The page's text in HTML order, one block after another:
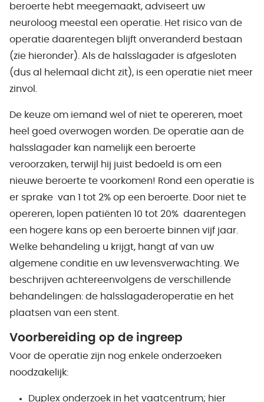
beroerte hebt meegemaakt, adviseert uw
neuroloog meestal een operatie. Het risico van de
operatie daarentegen blijft onveranderd bestaan
(zie hieronder). Als de halsslagader is afgesloten
(dus al helemaal dicht zit), is een operatie niet meer
zinvol.
De keuze om iemand wel of niet te opereren, moet
heel goed overwogen worden. De operatie aan de
halsslagader kan namelijk een beroerte
veroorzaken, terwijl hij juist bedoeld is om een
nieuwe beroerte te voorkomen! Rond een operatie is
er sprake van 1 tot 2% op een beroerte. Door niet te
opereren, lopen patiënten 10 tot 20% daarentegen
een hogere kans op een beroerte binnen vijf jaar.
Welke behandeling u krijgt, hangt af van uw
algemene conditie en uw levensverwachting. We
beschrijven achtereenvolgens de verschillende
behandelingen: de halsslagaderoperatie en het
plaatsen van een stent.
Voorbereiding op de ingreep
Voor de operatie zijn nog enkele onderzoeken
noodzakelijk:
Duplex onderzoek in het vaatcentrum; hier